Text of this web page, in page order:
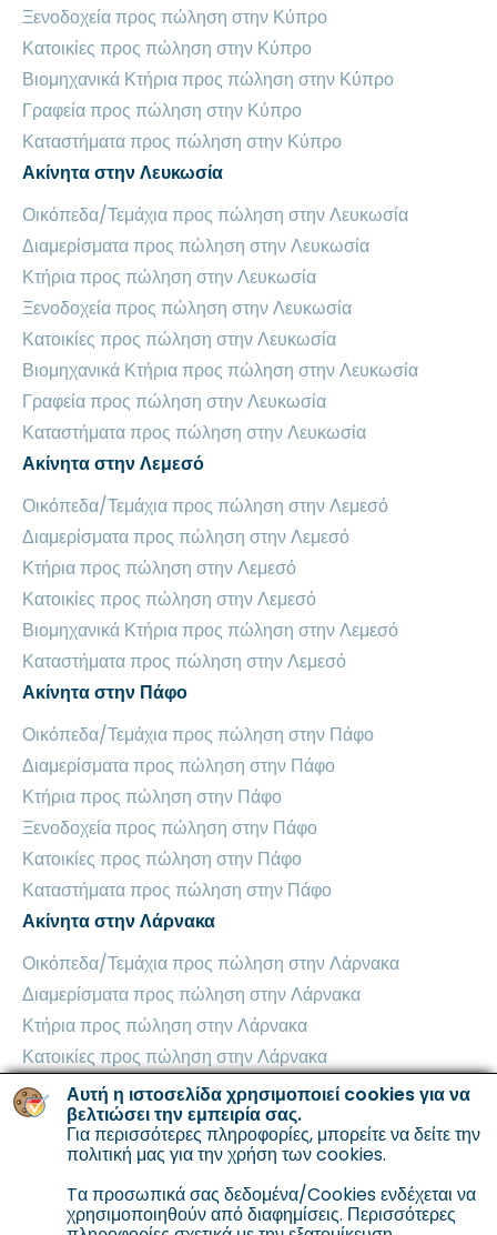
Αυτή η ιστοσελίδα χρησιμοποιεί cookies για να
βελτιώσει την εμπειρία σας.
Για περισσότερες πληροφορίες, μπορείτε να δείτε την
πολιτική μας για την χρήση των cookies.
Tα προσωπικά σας δεδομένα/Cookies ενδέχεται να
χρησιμοποιηθούν από διαφημίσεις. Περισσότερες
Ξενοδοχεία προς πώληση στην Κύπρο
Κατοικίες προς πώληση στην Κύπρο
Βιομηχανικά Κτήρια προς πώληση στην Κύπρο
Γραφεία προς πώληση στην Κύπρο
Καταστήματα προς πώληση στην Κύπρο
Ακίνητα στην Λευκωσία
Οικόπεδα/Τεμάχια προς πώληση στην Λευκωσία
Διαμερίσματα προς πώληση στην Λευκωσία
Κτήρια προς πώληση στην Λευκωσία
Ξενοδοχεία προς πώληση στην Λευκωσία
Κατοικίες προς πώληση στην Λευκωσία
Βιομηχανικά Κτήρια προς πώληση στην Λευκωσία
Γραφεία προς πώληση στην Λευκωσία
Καταστήματα προς πώληση στην Λευκωσία
Ακίνητα στην Λεμεσό
Οικόπεδα/Τεμάχια προς πώληση στην Λεμεσό
Διαμερίσματα προς πώληση στην Λεμεσό
Κτήρια προς πώληση στην Λεμεσό
Κατοικίες προς πώληση στην Λεμεσό
Βιομηχανικά Κτήρια προς πώληση στην Λεμεσό
Καταστήματα προς πώληση στην Λεμεσό
Ακίνητα στην Πάφο
Οικόπεδα/Τεμάχια προς πώληση στην Πάφο
Διαμερίσματα προς πώληση στην Πάφο
Κτήρια προς πώληση στην Πάφο
Ξενοδοχεία προς πώληση στην Πάφο
Κατοικίες προς πώληση στην Πάφο
Καταστήματα προς πώληση στην Πάφο
Ακίνητα στην Λάρνακα
Οικόπεδα/Τεμάχια προς πώληση στην Λάρνακα
Διαμερίσματα προς πώληση στην Λάρνακα
Κτήρια προς πώληση στην Λάρνακα
Κατοικίες προς πώληση στην Λάρνακα
Βιομηχανικά Κτήρια προς πώληση στην Λάρνακα
Καταστήματα προς πώληση στην Λάρνακα
Ακίνητα στην Αμμόχωστο
Οικόπεδα/Τεμάχια προς πώληση στην Αμμόχωστο
Διαμερίσματα προς πώληση στην Αμμόχωστο